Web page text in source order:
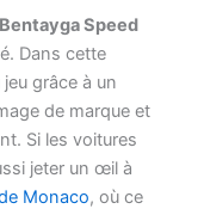
Speed
Dans cette
grâce à un
de marque et
Si les voitures
jeter un œil à
Monaco, où ce